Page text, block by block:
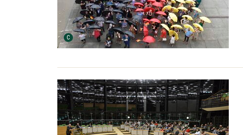
C Urheber der Grafik: